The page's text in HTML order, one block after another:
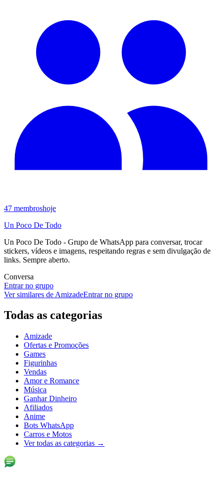
47 membroshoje
Un Poco De Todo
Un Poco De Todo - Grupo de WhatsApp para conversar, trocar
stickers, vídeos e imagens, respeitando regras e sem divulgação de
links. Sempre aberto.
Conversa
Entrar no grupo
Ver similares de AmizadeEntrar no grupo
Todas as categorias
Amizade
Ofertas e Promoções
Games
Figurinhas
Vendas
Amor e Romance
Música
Ganhar Dinheiro
Afiliados
Anime
Bots WhatsApp
Carros e Motos
Ver todas as categorias →